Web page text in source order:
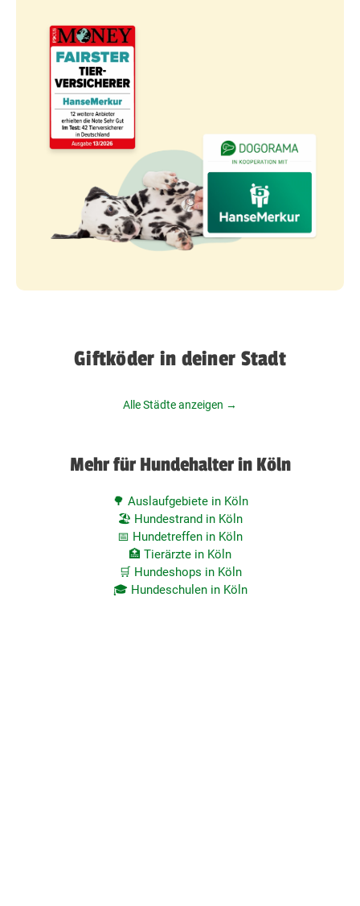
Giftköder in deiner Stadt
Alle Städte anzeigen →
Mehr für Hundehalter in Köln
🌳 Auslaufgebiete in Köln
🏖️ Hundestrand in Köln
📅 Hundetreffen in Köln
🏥 Tierärzte in Köln
🛒 Hundeshops in Köln
🎓 Hundeschulen in Köln